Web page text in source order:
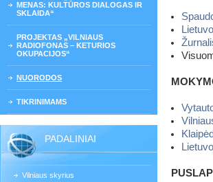
MENAS: KULTŪROS DIALOGAS IR
SKLAIDA“
PROJEKTAS „VILNIAUS
RADIOFONAS – KETURIOS
OKUPACIJOS“
NUORODOS
TIKRINIMAMS
PADALINIAI
Vilniaus skyrius